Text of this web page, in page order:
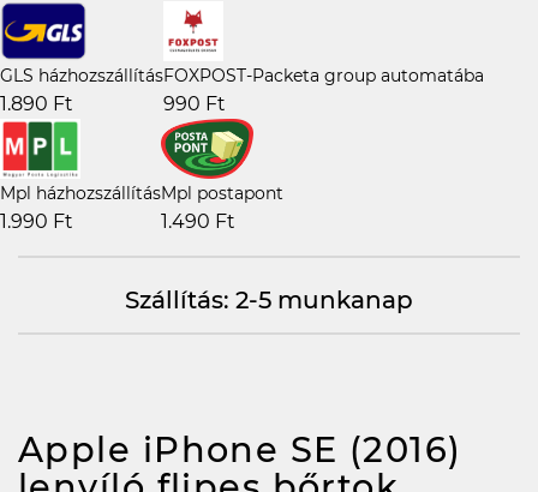
GLS házhozszállítás
1.890 Ft
FOXPOST-Packeta group automatába
990 Ft
Mpl házhozszállítás
1.990 Ft
Mpl postapont
1.490 Ft
Szállítás: 2-5 munkanap
Apple iPhone SE (2016)